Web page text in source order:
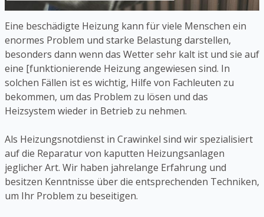
Eine beschädigte Heizung kann für viele Menschen ein
enormes Problem und starke Belastung darstellen,
besonders dann wenn das Wetter sehr kalt ist und sie auf
eine [funktionierende Heizung angewiesen sind. In
solchen Fällen ist es wichtig, Hilfe von Fachleuten zu
bekommen, um das Problem zu lösen und das
Heizsystem wieder in Betrieb zu nehmen.
Als Heizungsnotdienst in Crawinkel sind wir spezialisiert
auf die Reparatur von kaputten Heizungsanlagen
jeglicher Art. Wir haben jahrelange Erfahrung und
besitzen Kenntnisse über die entsprechenden Techniken,
um Ihr Problem zu beseitigen.